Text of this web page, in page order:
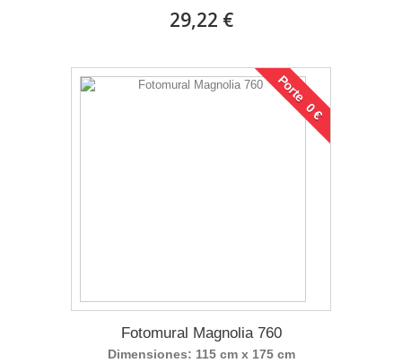
29,22 €
Porte 0 €
Fotomural Magnolia 760
Dimensiones: 115 cm x 175 cm